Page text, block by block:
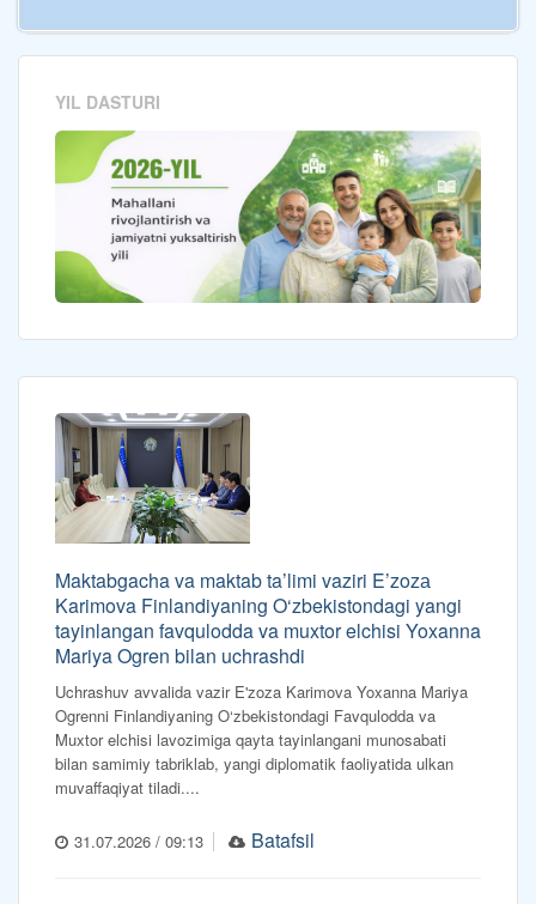
YIL DASTURI
Maktabgacha va maktab ta’limi vaziri E’zozа
Karimova Finlandiyaning O‘zbekistondagi yangi
tayinlangan favqulodda va muxtor elchisi Yoxanna
Mariya Ogren bilan uchrashdi
Uchrashuv avvalida vazir E'zoza Karimova Yoxanna Mariya
Ogrenni Finlandiyaning O‘zbekistondagi Favqulodda va
Muxtor elchisi lavozimiga qayta tayinlangani munosabati
bilan samimiy tabriklab, yangi diplomatik faoliyatida ulkan
muvaffaqiyat tiladi....
31.07.2026 / 09:13 Batafsil